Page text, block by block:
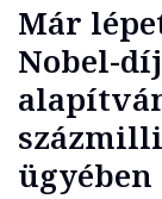
Már
Nobel-
ügyében